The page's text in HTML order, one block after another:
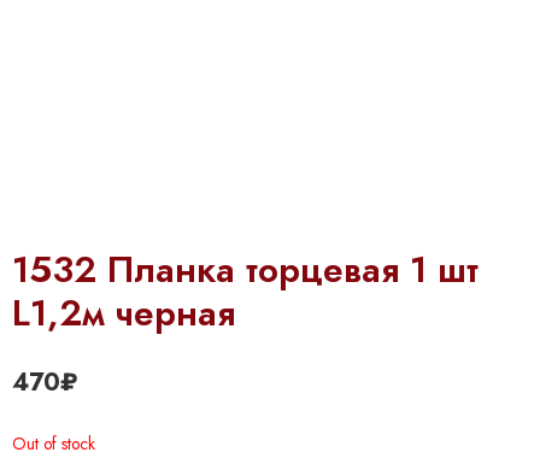
1532 Планка торцевая 1 шт
L1,2м черная
470₽
Out of stock